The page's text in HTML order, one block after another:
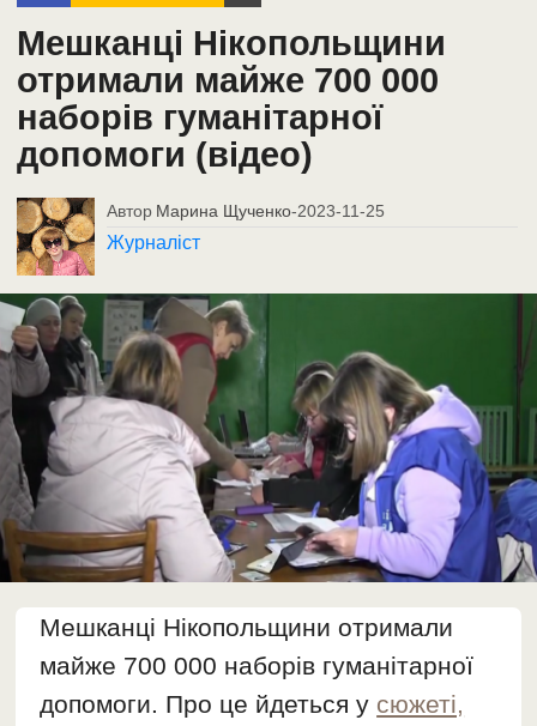
Мешканці Нікопольщини
отримали майже 700 000
наборів гуманітарної
допомоги (відео)
Автор Марина Щученко-2023-11-25
Журналіст
Мешканці Нікопольщини отримали
майже 700 000 наборів гуманітарної
допомоги. Про це йдеться у сюжеті,